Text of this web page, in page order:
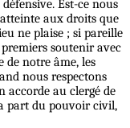
Est-ce nous
aux droits que
ne plaise ; si pareille
soutenir avec
de notre âme, les
nous respectons
accorde au clergé de
part du pouvoir civil,